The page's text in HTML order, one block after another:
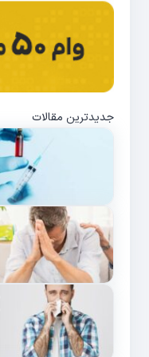
جدیدترین مقالات